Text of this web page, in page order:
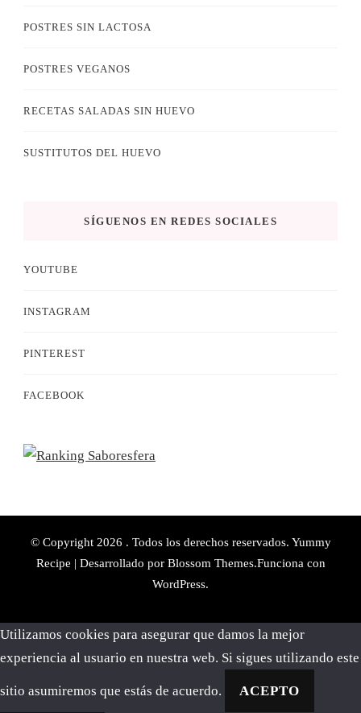
POSTRES SIN LACTOSA
POSTRES VEGANOS
RECETAS SALADAS SIN HUEVO
SUSTITUTOS DEL HUEVO
SÍGUENOS EN REDES SOCIALES
YOUTUBE
INSTAGRAM
PINTEREST
FACEBOOK
© Copyright 2026 . Todos los derechos reservados. Yummy
Recipe | Desarrollado por Blossom Themes.Funciona con
WordPress.
Utilizamos cookies para asegurar que damos la mejor
experiencia al usuario en nuestra web. Si sigues utilizando este
sitio asumiremos que estás de acuerdo. ACEPTO